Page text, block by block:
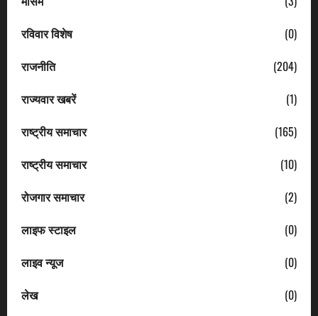
रविवार विशेष
(0)
राजनीति
(204)
राज्यवार खबरें
(1)
राष्ट्रीय समाचार
(165)
राष्ट्रीय समाचार
(10)
रोजगार समाचार
(2)
लाइफ स्टाइल
(0)
लाइव न्यूज
(0)
लेख
(0)